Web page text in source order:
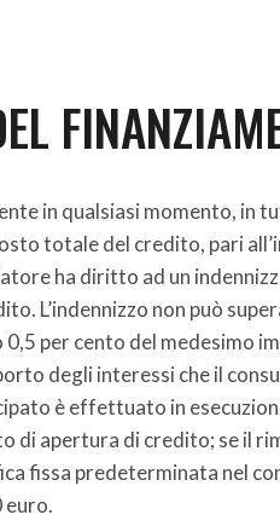
in qualsiasi momento, in
totale del credito, pari
ha diritto ad un
L’indennizzo non può
per cento del medesimo
degli interessi che il
è effettuato in
apertura di credito; se il
fissa predeterminata nel
euro.